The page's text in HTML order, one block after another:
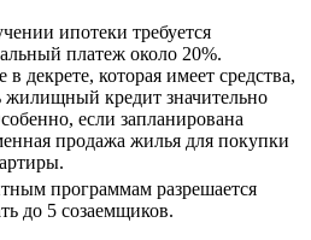
ипотеки требуется
платеж около 20%.
декрете, которая имеет средства,
жилищный кредит значительно
если запланирована
продажа жилья для покупки
программам разрешается
до 5 созаемщиков.